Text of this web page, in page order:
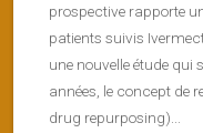
prospective rapporte
patients suivis
une nouvelle étude qui
années, le concept de
drug repurposing)...